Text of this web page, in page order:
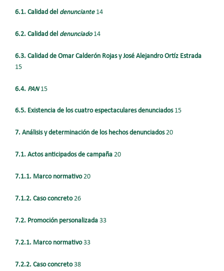
6.1. Calidad del denunciante14
6.2. Calidad del denunciado14
6.3. Calidad de Omar Calderón Rojas y José Alejandro Ortíz Estrada
15
6.4. PAN15
6.5. Existencia de los cuatro espectaculares denunciados15
7. Análisis y determinación de los hechos denunciados20
7.1. Actos anticipados de campaña 20
7.1.1. Marco normativo20
7.1.2. Caso concreto26
7.2. Promoción personalizada 33
7.2.1. Marco normativo33
7.2.2. Caso concreto38